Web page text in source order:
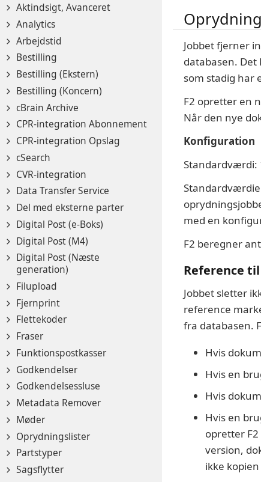
Aktindsigt, Avanceret
Analytics
Arbejdstid
Bestilling
Bestilling (Ekstern)
Bestilling (Koncern)
cBrain Archive
CPR-integration Abonnement
CPR-integration Opslag
cSearch
CVR-integration
Data Transfer Service
Del med eksterne parter
Digital Post (e-Boks)
Digital Post (M4)
Digital Post (Næste
generation)
Filupload
Fjernprint
Flettekoder
Fraser
Funktionspostkasser
Godkendelser
Godkendelsessluse
Metadata Remover
Møder
Oprydningslister
Partstyper
Sagsflytter
Jobbet fjerner
databasen.
som stadig har
F2 opretter en
Når den nye
Konfiguration
Standardværdi:
med en
F2 beregner
Reference
Jobbet sletter
reference
fra databasen.
Hvis
Hvis en
Hvis
Hvis en
opretter
version,
ikke